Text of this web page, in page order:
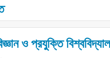
ও প্রযুক্তি